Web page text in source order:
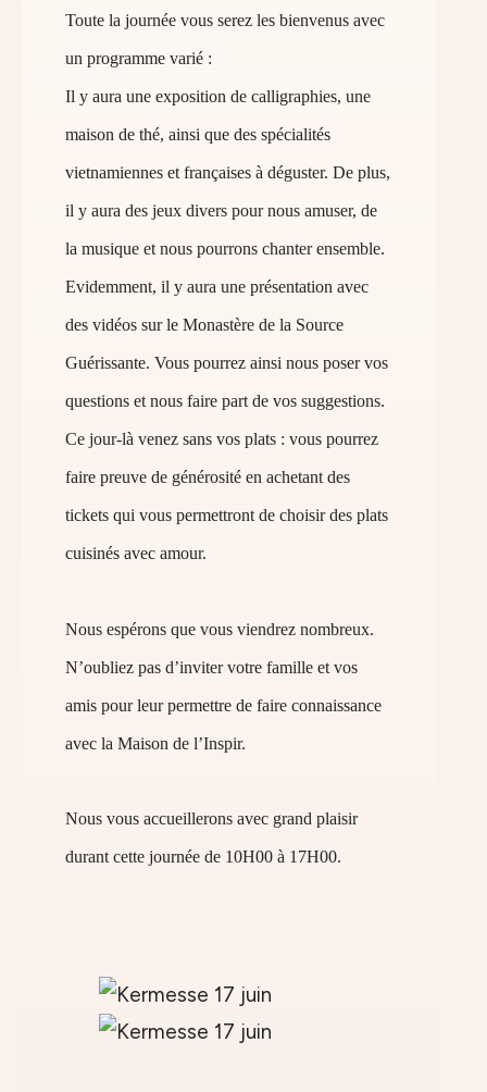
Toute la journée vous serez les bienvenus avec
un programme varié :
Il y aura une exposition de calligraphies, une
maison de thé, ainsi que des spécialités
vietnamiennes et françaises à déguster. De plus,
il y aura des jeux divers pour nous amuser, de
la musique et nous pourrons chanter ensemble.
Evidemment, il y aura une présentation avec
des vidéos sur le Monastère de la Source
Guérissante. Vous pourrez ainsi nous poser vos
questions et nous faire part de vos suggestions.
Ce jour-là venez sans vos plats : vous pourrez
faire preuve de générosité en achetant des
tickets qui vous permettront de choisir des plats
cuisinés avec amour.
Nous espérons que vous viendrez nombreux.
N’oubliez pas d’inviter votre famille et vos
amis pour leur permettre de faire connaissance
avec la Maison de l’Inspir.
Nous vous accueillerons avec grand plaisir
durant cette journée de 10H00 à 17H00.